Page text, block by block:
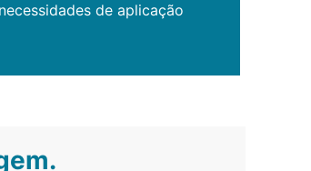
de aplicação